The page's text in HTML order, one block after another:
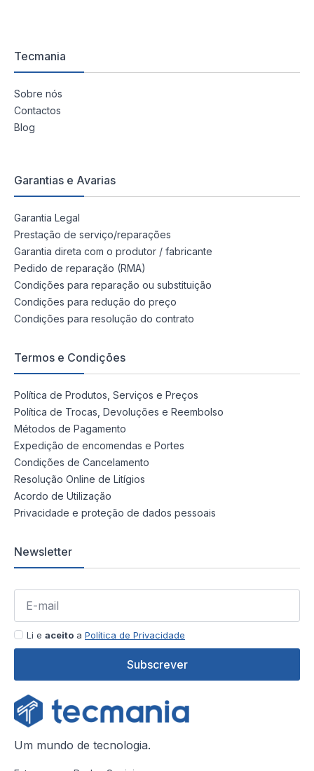
Tecmania
Sobre nós
Contactos
Blog
Garantias e Avarias
Garantia Legal
Prestação de serviço/reparações
Garantia direta com o produtor / fabricante
Pedido de reparação (RMA)
Condições para reparação ou substituição
Condições para redução do preço
Condições para resolução do contrato
Termos e Condições
Política de Produtos, Serviços e Preços
Política de Trocas, Devoluções e Reembolso
Métodos de Pagamento
Expedição de encomendas e Portes
Condições de Cancelamento
Resolução Online de Litígios
Acordo de Utilização
Privacidade e proteção de dados pessoais
Newsletter
Li e aceito a Política de Privacidade
Subscrever
Um mundo de tecnologia.